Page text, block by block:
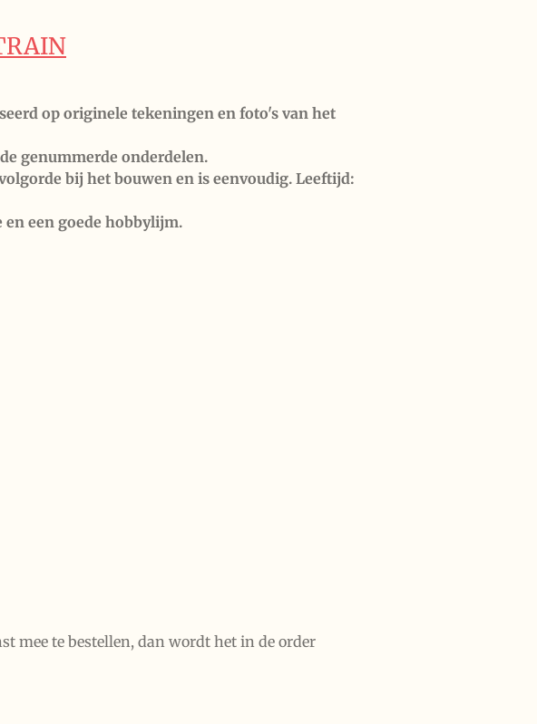
op originele tekeningen en foto's van het
genummerde onderdelen.
bij het bouwen en is eenvoudig. Leeftijd:
en een goede hobbylijm.
mee te bestellen, dan wordt het in de order